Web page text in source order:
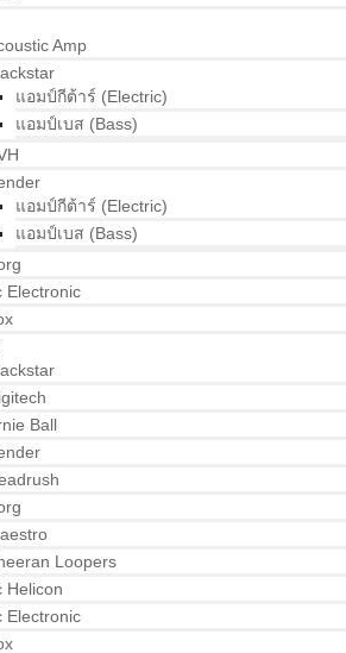
Amp
แอมป์กีต้าร์ (Electric)
แอมป์เบส (Bass)
แอมป์กีต้าร์ (Electric)
แอมป์เบส (Bass)
Electronic
Ball
Loopers
Helicon
Electronic